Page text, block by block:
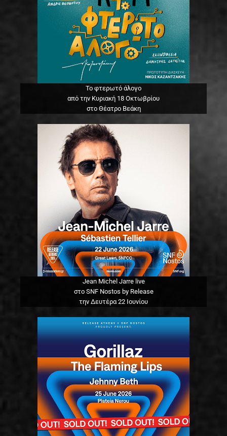
Το φτερωτό άλογο
από την Κυριακή 18 Οκτωβρίου
στο Θέατρο Βεάκη
Jean Michel Jarre live
στο SNF Nostos by Release
την Δευτέρα 22 Ιουνίου